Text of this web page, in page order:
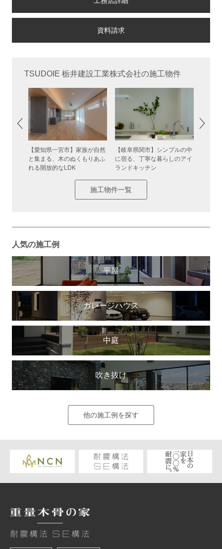
TSUDOIE 栃井建設工業株式会社の施工物件
【愛知県一宮市】家族が自然
と集まる、木のぬくもりあふ
れる開放的なLDK
【岐阜県関市】シンプルの中
に宿る、丁寧な暮らしのアイ
ランドキッチン
施工物件一覧
人気の施工例
平屋
ガレージハウス
中庭
吹き抜け
他の施工例を探す